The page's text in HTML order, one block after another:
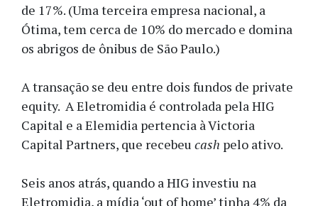
de 17%. (Uma terceira empresa nacional, a
Ótima, tem cerca de 10% do mercado e domina
os abrigos de ônibus de São Paulo.)
A transação se deu entre dois fundos de private
equity. A Eletromidia é controlada pela HIG
Capital e a Elemidia pertencia à Victoria
Capital Partners, que recebeu cash pelo ativo.
Seis anos atrás, quando a HIG investiu na
Eletromidia, a mídia ‘out of home’ tinha 4% da